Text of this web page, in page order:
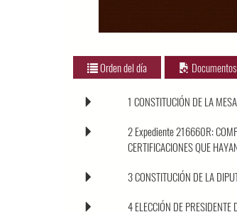
Orden del día Documentos
1 CONSTITUCIÓN DE LA
2 Expediente 216660R:
CERTIFICACIONES QUE
3 CONSTITUCIÓN DE LA
4 ELECCIÓN DE PRESIDENTE